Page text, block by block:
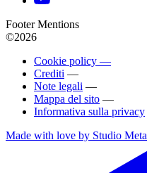
Footer Mentions
©2026
Cookie policy —
Crediti —
Note legali —
Mappa del sito —
Informativa sulla privacy
Made with love by Studio Meta